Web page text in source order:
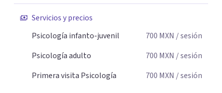
Servicios y precios
Psicología infanto-juvenil
700 MXN / sesión
Psicología adulto
700 MXN / sesión
Primera visita Psicología
700 MXN / sesión